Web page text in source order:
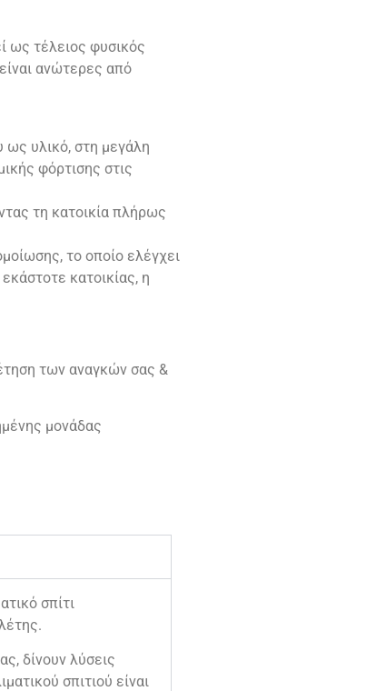
ως τέλειος φυσικός
ανώτερες από
ως υλικό, στη μεγάλη
φόρτισης στις
τη κατοικία πλήρως
το οποίο ελέγχει
κατοικίας, η
των αναγκών σας &
μονάδας
σπίτι
δίνουν λύσεις
σπιτιού είναι